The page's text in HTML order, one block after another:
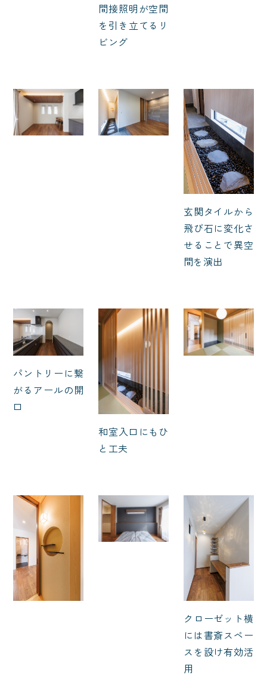
間接照明が空間
を引き立てるリ
ビング
玄関タイルから
飛び石に変化さ
せることで異空
間を演出
パントリーに繋
がるアールの開
口
和室入口にもひ
と工夫
クローゼット横
には書斎スペー
スを設け有効活
用